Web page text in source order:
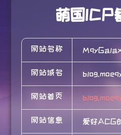
萌国ICP
网站名称
网站域名
网站首页
网站信息 爱好ACG